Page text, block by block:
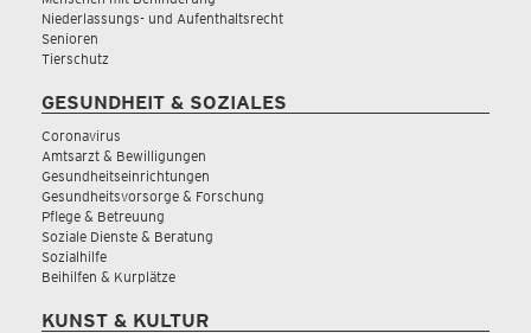
Niederlassungs- und Aufenthaltsrecht
Senioren
Tierschutz
GESUNDHEIT & SOZIALES
Coronavirus
Amtsarzt & Bewilligungen
Gesundheitseinrichtungen
Gesundheitsvorsorge & Forschung
Pflege & Betreuung
Soziale Dienste & Beratung
Sozialhilfe
Beihilfen & Kurplätze
KUNST & KULTUR